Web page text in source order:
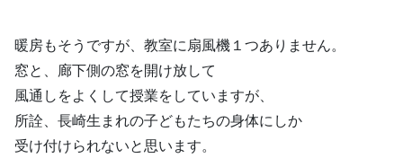
暖房もそうですが、教室に扇風機１つありません。
窓と、廊下側の窓を開け放して
風通しをよくして授業をしていますが、
所詮、長崎生まれの子どもたちの身体にしか
受け付けられないと思います。